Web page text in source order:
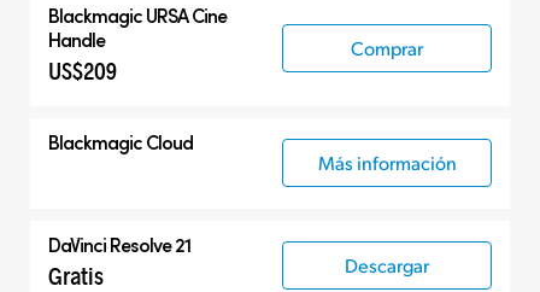
BlackmagicURSA Cine
Handle
US$209
Comprar
Blackmagic Cloud
Más información
DaVinci Resolve 21
Gratis Descargar